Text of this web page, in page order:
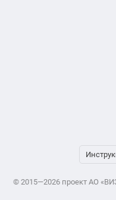
© 2015—2026 проект АО